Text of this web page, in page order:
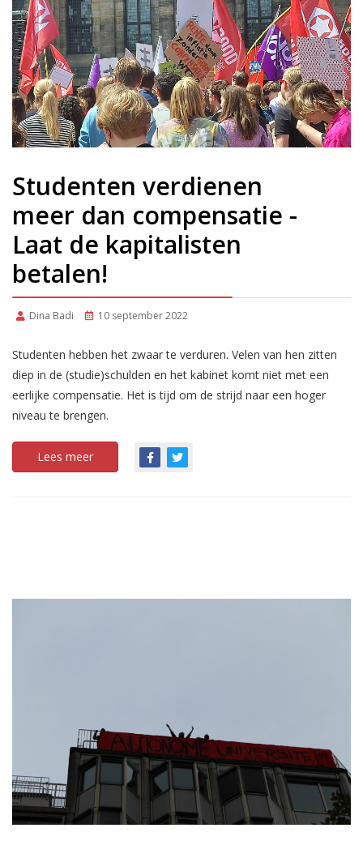
Studenten verdienen
meer dan compensatie -
Laat de kapitalisten
betalen!
Dina Badi 10 september 2022
Studenten hebben het zwaar te verduren. Velen van hen zitten
diep in de (studie)schulden en het kabinet komt niet met een
eerlijke compensatie. Het is tijd om de strijd naar een hoger
niveau te brengen.
Lees meer